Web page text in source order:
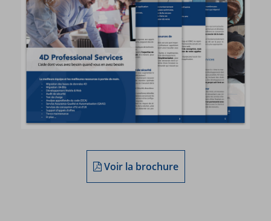
Voir la brochure